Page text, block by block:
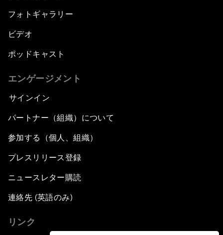
フォトギャラリー
ビデオ
ポッドキャスト
エンゲージメント
サインイン
パートナー（組織）について
参加する（個人、組織）
プレスリリース登録
ニュースレター購読
連絡先 (英語のみ)
リンク